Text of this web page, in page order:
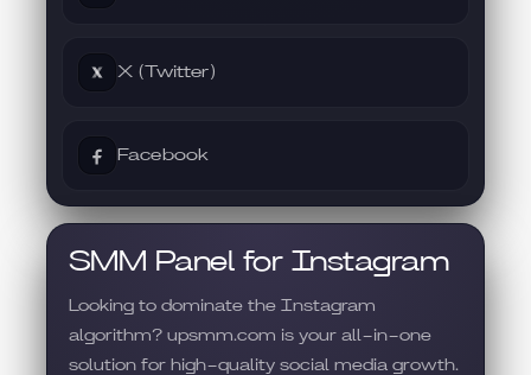
X (Twitter)
Facebook
SMM Panel for Instagram
Looking to dominate the Instagram
algorithm? upsmm.com is your all-in-one
solution for high-quality social media growth.